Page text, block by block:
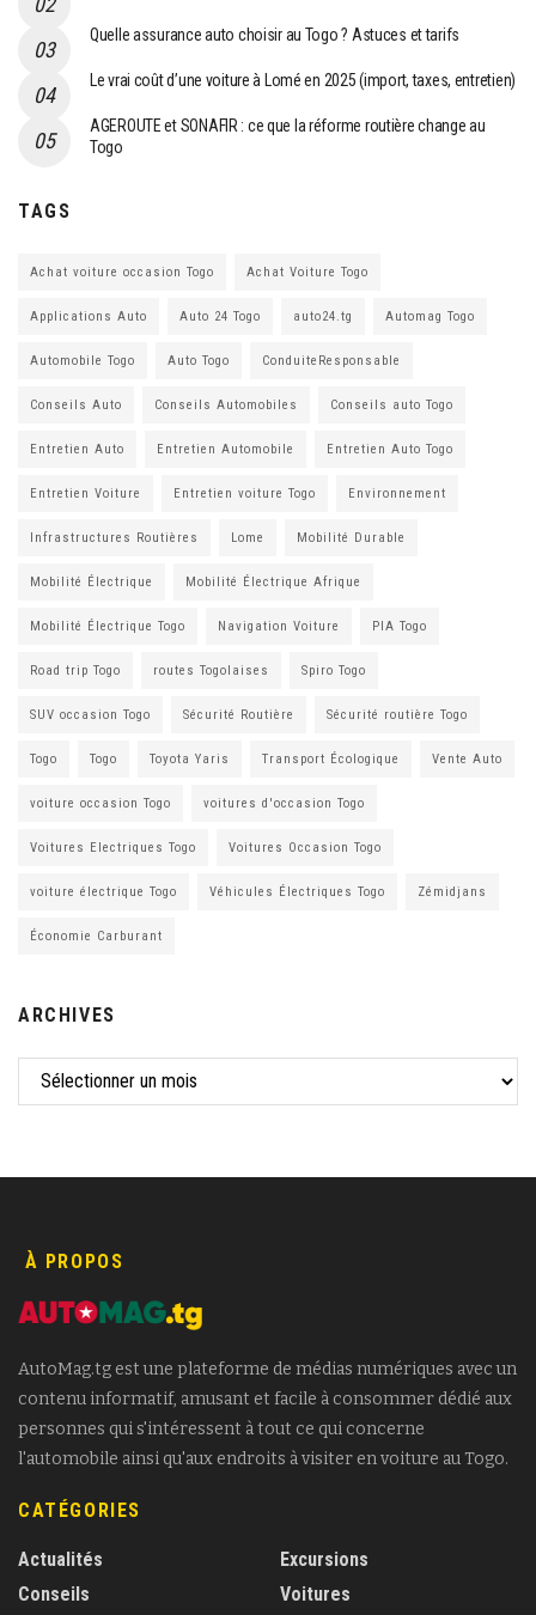
Quelle assurance auto choisir au Togo ? Astuces et tarifs
Le vrai coût d’une voiture à Lomé en 2025 (import, taxes, entretien)
AGEROUTE et SONAFIR : ce que la réforme routière change au
Togo
TAGS
Achat voiture occasion Togo Achat Voiture Togo
Applications Auto Auto 24 Togo auto24.tg Automag Togo
Automobile Togo Auto Togo ConduiteResponsable
Conseils Auto Conseils Automobiles Conseils auto Togo
Entretien Auto Entretien Automobile Entretien Auto Togo
Entretien Voiture Entretien voiture Togo Environnement
Infrastructures Routières Lome Mobilité Durable
Mobilité Électrique Mobilité Électrique Afrique
Mobilité Électrique Togo Navigation Voiture PIA Togo
Road trip Togo routes Togolaises Spiro Togo
SUV occasion Togo Sécurité Routière Sécurité routière Togo
Togo Togo Toyota Yaris Transport Écologique Vente Auto
voiture occasion Togo voitures d'occasion Togo
Voitures Electriques Togo Voitures Occasion Togo
voiture électrique Togo Véhicules Électriques Togo Zémidjans
Économie Carburant
ARCHIVES
À PROPOS
AutoMag.tg est une plateforme de médias numériques avec un
contenu informatif, amusant et facile à consommer dédié aux
personnes qui s'intéressent à tout ce qui concerne
l'automobile ainsi qu'aux endroits à visiter en voiture au Togo.
CATÉGORIES
Actualités
Conseils
Excursions
Voitures